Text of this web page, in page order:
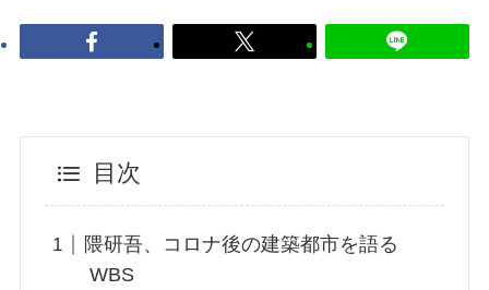
目次
隈研吾、コロナ後の建築都市を語る
WBS